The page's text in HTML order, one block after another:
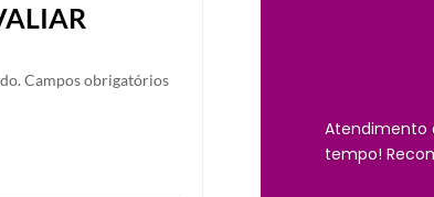
Campos obrigatórios
Atendimento
tempo!